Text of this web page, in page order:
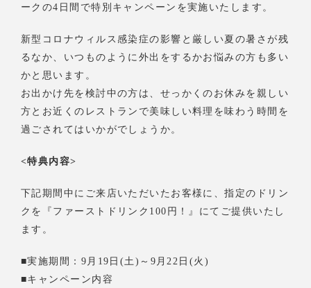
ークの4日間で特別キャンペーンを実施いたします。
新型コロナウィルス感染症の影響と厳しい夏の暑さが残
るなか、いつものように外出をするかお悩みの方も多い
かと思います。
お出かけ先を検討中の方は、せっかくのお休みを親しい
方とお近くのレストランで美味しい料理を味わう時間を
過ごされてはいかがでしょうか。
<特典内容>
下記期間中にご来店いただいたお客様に、指定のドリン
クを『ファーストドリンク100円！』にてご提供いたし
ます。
■実施期間：9月19日(土)～9月22日(火)
■キャンペーン内容